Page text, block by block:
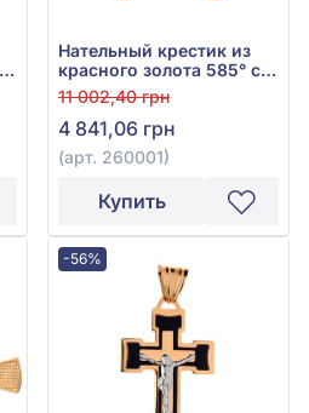
Нательный крестик из
красного золота 585° с
фианитом, арт. 260001
11 002,40 грн
4 841,06 грн
(арт. 260001)
Купить
-56%